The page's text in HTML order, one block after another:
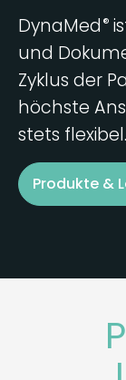
DynaMed ®
und
Zyklus der
höchste
stets flexibel.
Produkte &